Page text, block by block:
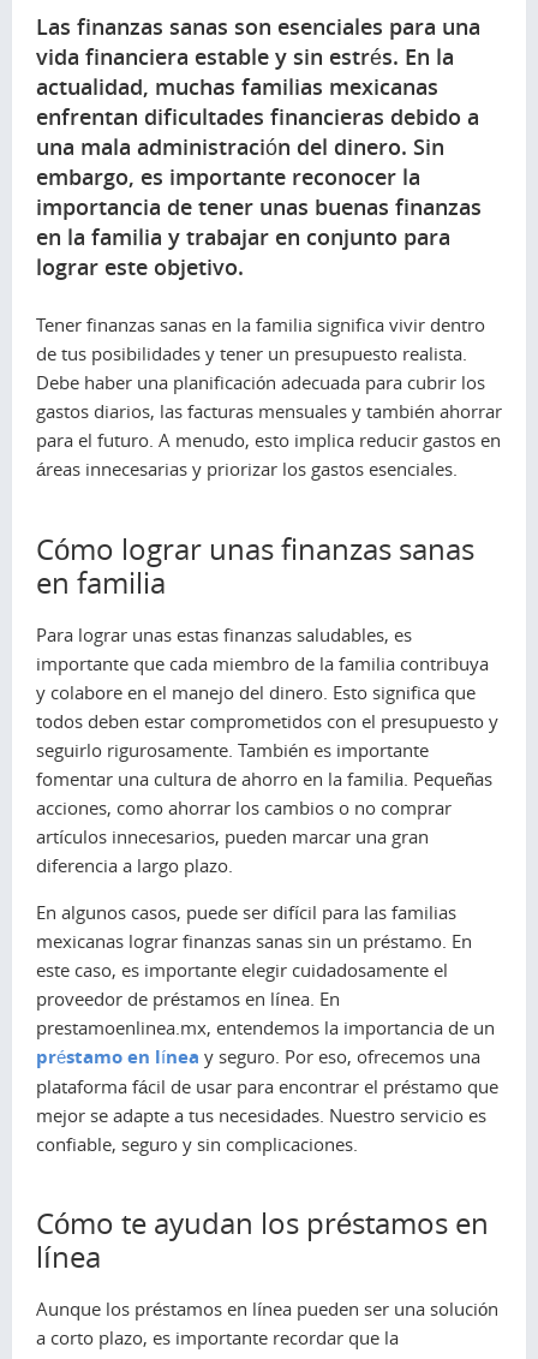
Las finanzas sanas son esenciales para una
vida financiera estable y sin estrés. En la
actualidad, muchas familias mexicanas
enfrentan dificultades financieras debido a
una mala administración del dinero. Sin
embargo, es importante reconocer la
importancia de tener unas buenas finanzas
en la familia y trabajar en conjunto para
lograr este objetivo.
Tener finanzas sanas en la familia significa vivir dentro
de tus posibilidades y tener un presupuesto realista.
Debe haber una planificación adecuada para cubrir los
gastos diarios, las facturas mensuales y también ahorrar
para el futuro. A menudo, esto implica reducir gastos en
áreas innecesarias y priorizar los gastos esenciales.
Cómo lograr unas finanzas sanas
en familia
Para lograr unas estas finanzas saludables, es
importante que cada miembro de la familia contribuya
y colabore en el manejo del dinero. Esto significa que
todos deben estar comprometidos con el presupuesto y
seguirlo rigurosamente. También es importante
fomentar una cultura de ahorro en la familia. Pequeñas
acciones, como ahorrar los cambios o no comprar
artículos innecesarios, pueden marcar una gran
diferencia a largo plazo.
En algunos casos, puede ser difícil para las familias
mexicanas lograr finanzas sanas sin un préstamo. En
este caso, es importante elegir cuidadosamente el
proveedor de préstamos en línea. En
prestamoenlinea.mx, entendemos la importancia de un
préstamo en línea y seguro. Por eso, ofrecemos una
plataforma fácil de usar para encontrar el préstamo que
mejor se adapte a tus necesidades. Nuestro servicio es
confiable, seguro y sin complicaciones.
Cómo te ayudan los préstamos en
línea
Aunque los préstamos en línea pueden ser una solución
a corto plazo, es importante recordar que la